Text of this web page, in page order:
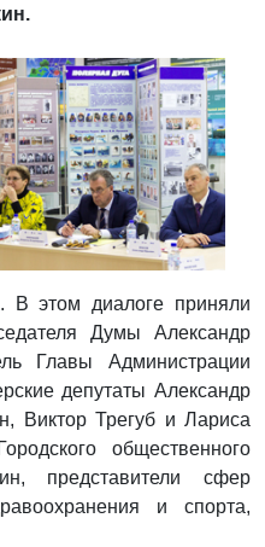
В этом диалоге приняли
Думы Александр
Главы Администрации
депутаты Александр
Виктор Трегуб и Лариса
общественного
представители сфер
и спорта,